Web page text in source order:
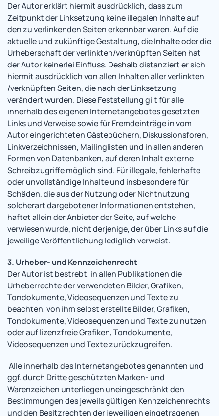
Der Autor erklärt hiermit ausdrücklich, dass zum
Zeitpunkt der Linksetzung keine illegalen Inhalte auf
den zu verlinkenden Seiten erkennbar waren. Auf die
aktuelle und zukünftige Gestaltung, die Inhalte oder die
Urheberschaft der verlinkten/verknüpften Seiten hat
der Autor keinerlei Einfluss. Deshalb distanziert er sich
hiermit ausdrücklich von allen Inhalten aller verlinkten
/verknüpften Seiten, die nach der Linksetzung
verändert wurden. Diese Feststellung gilt für alle
innerhalb des eigenen Internetangebotes gesetzten
Links und Verweise sowie für Fremdeinträge in vom
Autor eingerichteten Gästebüchern, Diskussionsforen,
Linkverzeichnissen, Mailinglisten und in allen anderen
Formen von Datenbanken, auf deren Inhalt externe
Schreibzugriffe möglich sind. Für illegale, fehlerhafte
oder unvollständige Inhalte und insbesondere für
Schäden, die aus der Nutzung oder Nichtnutzung
solcherart dargebotener Informationen entstehen,
haftet allein der Anbieter der Seite, auf welche
verwiesen wurde, nicht derjenige, der über Links auf die
jeweilige Veröffentlichung lediglich verweist.
3. Urheber- und Kennzeichenrecht
Der Autor ist bestrebt, in allen Publikationen die
Urheberrechte der verwendeten Bilder, Grafiken,
Tondokumente, Videosequenzen und Texte zu
beachten, von ihm selbst erstellte Bilder, Grafiken,
Tondokumente, Videosequenzen und Texte zu nutzen
oder auf lizenzfreie Grafiken, Tondokumente,
Videosequenzen und Texte zurückzugreifen.
Alle innerhalb des Internetangebotes genannten und
ggf. durch Dritte geschützten Marken- und
Warenzeichen unterliegen uneingeschränkt den
Bestimmungen des jeweils gültigen Kennzeichenrechts
und den Besitzrechten der jeweiligen eingetragenen